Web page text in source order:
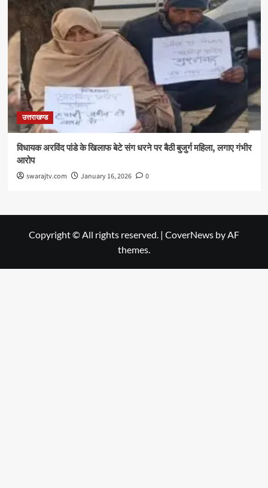
उत्तराखण्ड
विधायक अरविंद पांडे के खिलाफ बेटे संग धरने पर बैठी बुजुर्ग महिला, लगाए गंभीर
आरोप
swarajtv.com January 16, 2026 0
Copyright © All rights reserved. | CoverNews by AF
themes.